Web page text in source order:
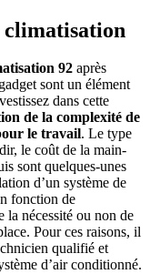
climatisation
92 après
sont un élément
dans cette
de la complexité de
le travail. Le type
le coût de la main-
sont quelques-unes
d’un système de
fonction de
la nécessité ou non de
Pour ces raisons, il
qualifié et
d’air conditionné.